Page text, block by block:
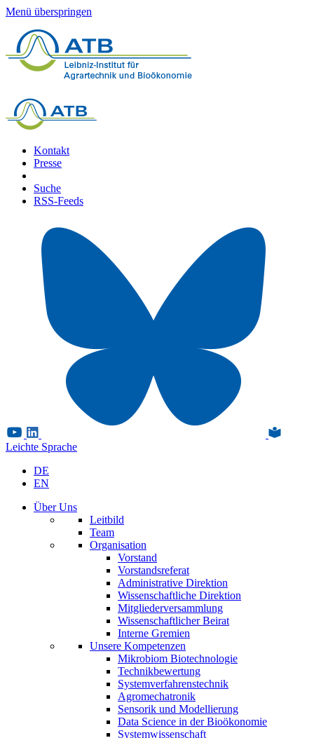
Menü überspringen
Kontakt
Presse
Suche
RSS-Feeds
Leichte Sprache
DE
EN
Über Uns
Leitbild
Team
Organisation
Vorstand
Vorstandsreferat
Administrative Direktion
Wissenschaftliche Direktion
Mitgliederversammlung
Wissenschaftlicher Beirat
Interne Gremien
Unsere Kompetenzen
Mikrobiom Biotechnologie
Technikbewertung
Systemverfahrenstechnik
Agromechatronik
Sensorik und Modellierung
Data Science in der Bioökonomie
Systemwissenschaft